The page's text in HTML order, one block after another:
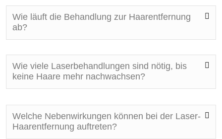
Wie läuft die Behandlung zur Haarentfernung
ab?
Wie viele Laserbehandlungen sind nötig, bis
keine Haare mehr nachwachsen?
Welche Nebenwirkungen können bei der Laser-
Haarentfernung auftreten?